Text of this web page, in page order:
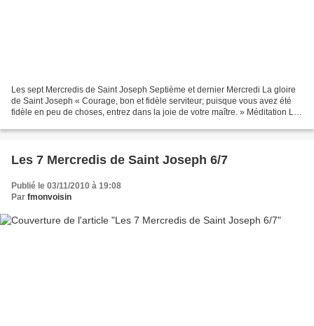
Les sept Mercredis de Saint Joseph Septième et dernier Mercredi La gloire
de Saint Joseph « Courage, bon et fidèle serviteur; puisque vous avez été
fidèle en peu de choses, entrez dans la joie de votre maître. » Méditation La
Les 7 Mercredis de Saint Joseph 6/7
Publié le 03/11/2010 à 19:08
Par fmonvoisin